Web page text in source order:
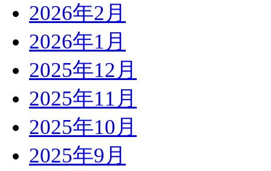
2026年2月
2026年1月
2025年12月
2025年11月
2025年10月
2025年9月